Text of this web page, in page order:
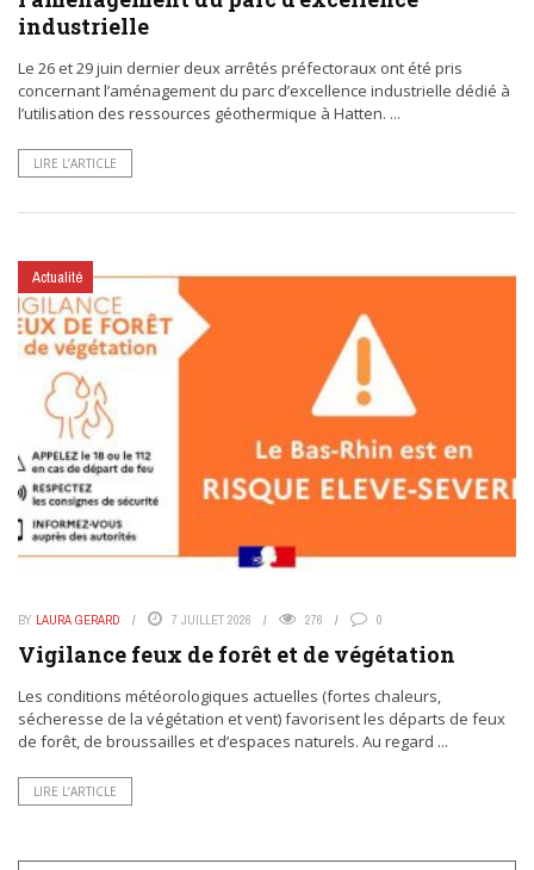
industrielle
Le 26 et 29 juin dernier deux arrêtés préfectoraux ont été pris
concernant l’aménagement du parc d’excellence industrielle dédié à
l’utilisation des ressources géothermique à Hatten. ...
LIRE L’ARTICLE
Actualité
BY LAURA GERARD 7 JUILLET 2026 276 0
Vigilance feux de forêt et de végétation
Les conditions météorologiques actuelles (fortes chaleurs,
sécheresse de la végétation et vent) favorisent les départs de feux
de forêt, de broussailles et d’espaces naturels. Au regard ...
LIRE L’ARTICLE